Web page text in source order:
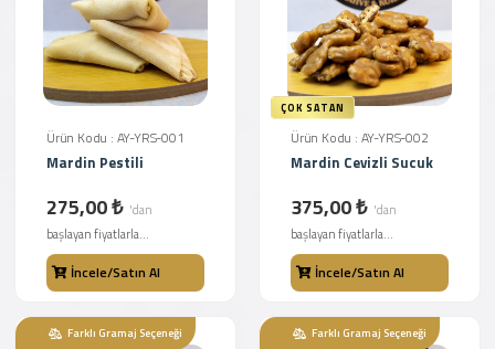
Ürün Kodu : AY-YRS-001
Mardin Pestili
275,00 ₺ 'dan
başlayan fiyatlarla...
İncele/Satın Al
ÇOK SATAN
Ürün Kodu : AY-YRS-002
Mardin Cevizli Sucuk
375,00 ₺ 'dan
başlayan fiyatlarla...
İncele/Satın Al
Farklı Gramaj Seçeneği Farklı Gramaj Seçeneği